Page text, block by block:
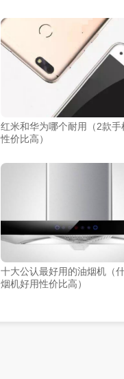
红米和华为哪个耐用（2款手
性价比高）
十大公认最好用的油烟机（
烟机好用性价比高）